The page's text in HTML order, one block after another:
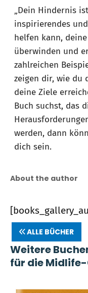
„Dein Hindernis
inspirierendes
helfen kann,
überwinden und
zahlreichen
zeigen dir, wie du
deine Ziele
Buch suchst, das
werden, dann
dich sein.
About the author
ALLE BÜCHER
Weitere
für die